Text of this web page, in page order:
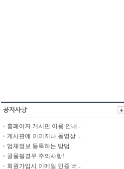
홈페이지 게시판 이용 안내...
게시판에 이미지나 동영상 ...
업체정보 등록하는 방법
글올릴경우 주의사항!
회원가입시 이메일 인증 버...